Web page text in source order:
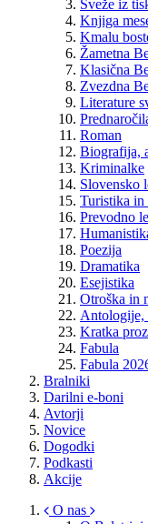
Sveže iz
Knjiga
Kmalu
Žametna
Klasična
Zvezdna
Literature
Roman
Biografija,
Kriminalke
Slovensko
Turistika in
Prevodno
Poezija
Dramatika
Esejistika
Otroška in
Antologije,
Kratka
Fabula
Fabula
Bralniki
Darilni e-boni
Avtorji
Novice
Dogodki
Podkasti
Akcije
O nas